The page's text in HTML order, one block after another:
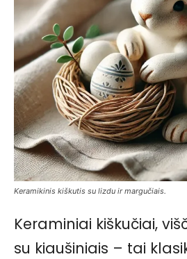
Keramikinis kiškutis su lizdu ir margučiais.
Keraminiai kiškučiai,
su kiaušiniais – tai